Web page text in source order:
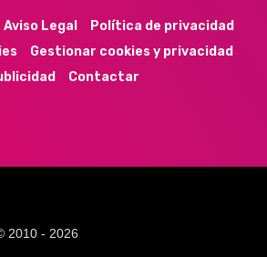
Aviso Legal
Política de privacidad
Gestionar cookies y privacidad
Contactar
2010 - 2026